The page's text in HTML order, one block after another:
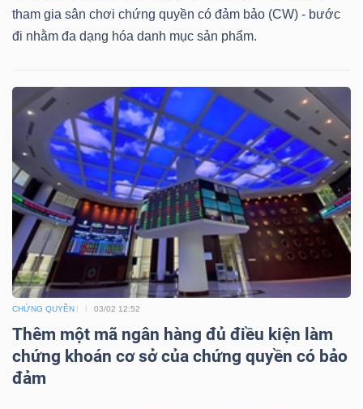
tham gia sân chơi chứng quyền có đảm bảo (CW) - bước
đi nhằm đa dạng hóa danh mục sản phẩm.
CHỨNG QUYỀN 03/02 12:52
Thêm một mã ngân hàng đủ điều kiện làm
chứng khoán cơ sở của chứng quyền có bảo
đảm
TRUYỀN
THÔNG
TIỆN
ÍCH
BẤT
ĐỘNG
SẢN
Mã
chứng